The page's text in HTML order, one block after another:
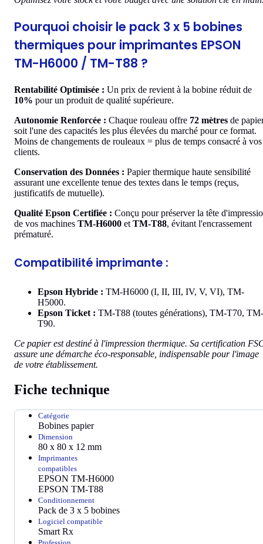
Pourquoi choisir le pack 3 x 5 bobines
thermiques pour imprimantes EPSON
TM-H6000 / TM-T88 ?
Rentabilité Optimisée : Un prix de revient à la bobine réduit de
10% pour un produit de qualité supérieure.
Autonomie Renforcée : Chaque rouleau offre 72 mètres de
soit l'une des capacités les plus élevées du marché pour ce format.
Moins de changements de rouleaux = plus de temps consacré à vos
clients.
Conservation des Données : Papier thermique haute sensibilité
assurant une excellente tenue des textes dans le temps (reçus,
justificatifs de mutuelle).
Qualité Epson Certifiée : Conçu pour préserver la tête
de vos machines TM-H6000 et TM-T88, évitant l'encrassement
prématuré.
Compatibilité imprimante :
Epson Hybride : TM-H6000 (I, II, III, IV, V, VI), TM-
H5000.
Epson Ticket : TM-T88 (toutes générations), TM-T70, TM-
T90.
Ce papier est destiné à l'impression thermique. Sa certification
assure une démarche éco-responsable, indispensable pour l'image
de votre établissement.
Fiche technique
Catégorie
Bobines papier
Dimension
80 x 80 x 12 mm
Imprimantes
compatibles
EPSON TM-H6000
EPSON TM-T88
Conditionnement
Pack de 3 x 5 bobines
Logiciel compatible
Smart Rx